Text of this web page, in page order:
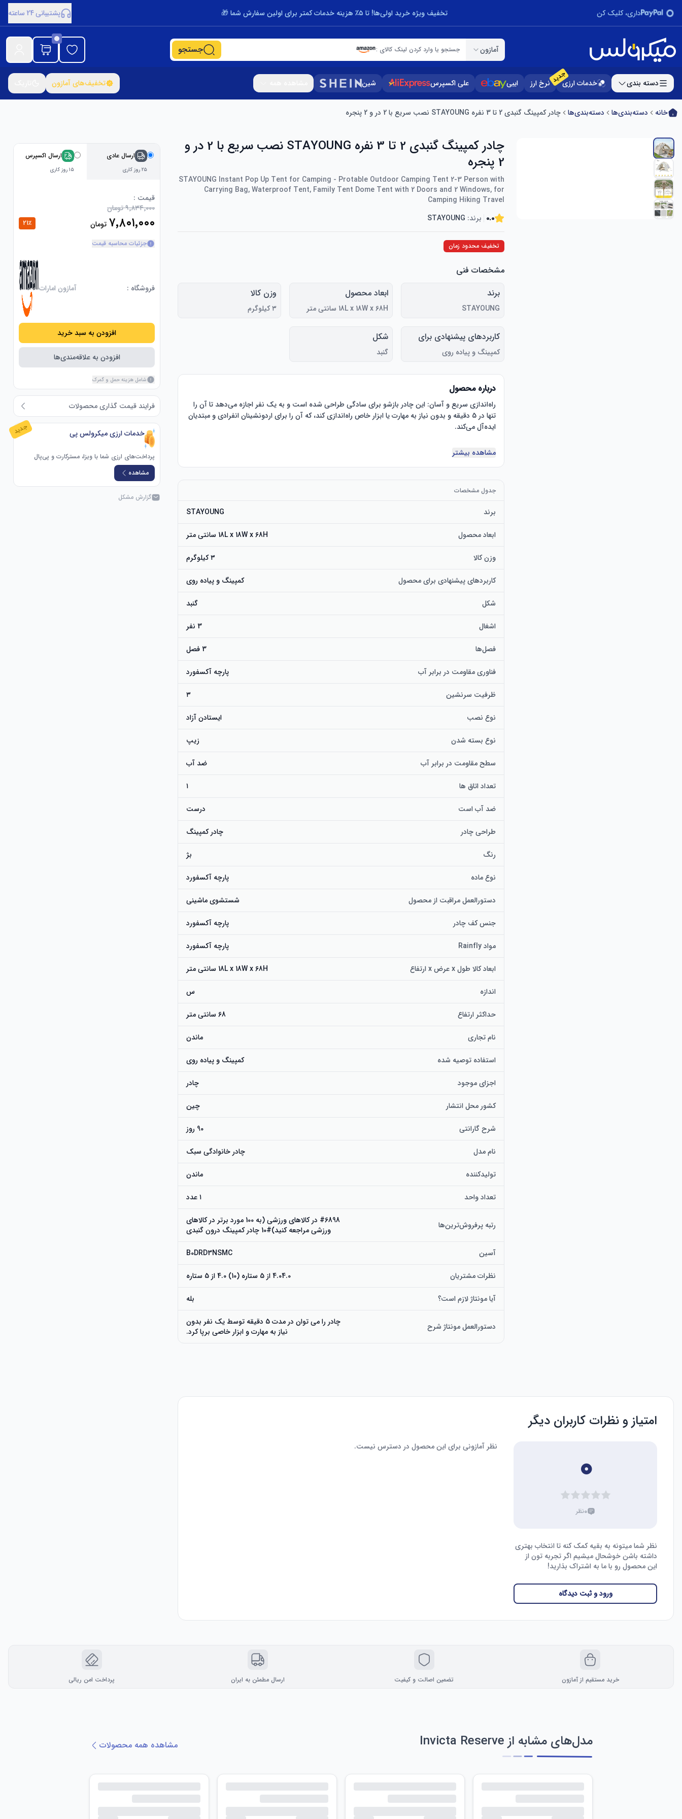
داری، کلیک کن تخفیف ویژه خرید اولی‌ها! تا ۵٪ هزینه خدمات کمتر برای اولین سفارش شما 🎁 پشتیبانی 24 ساعته
آمازون جستجو یا وارد کردن لینک کالای : جستجو
دسته بندی خدمات ارزیجدیدنرخ ارز ایبی علی اکسپرس شین تخفیف‌های آمازون
خانه دسته‌بندی‌ها دسته‌بندی‌ها چادر کمپینگ گنبدی 2 تا 3 نفره STAYOUNG نصب سریع با 2 در و 2 پنجره
چادر کمپینگ گنبدی 2 تا 3 نفره STAYOUNG نصب سریع با 2 در و
2 پنجره
STAYOUNG Instant Pop Up Tent for Camping - Protable Outdoor Camping Tent 2-3 Person with
Carrying Bag, Waterproof Tent, Family Tent Dome Tent with 2 Doors and 2 Windows, for
Camping Hiking Travel
0.0 برند: STAYOUNG
تخفیف محدود زمان
مشخصات فنی
برند
STAYOUNG
ابعاد محصول
18L x 18W x 68H سانتی متر
وزن کالا
۳ کیلوگرم
کاربردهای پیشنهادی برای
محصول
کمپینگ و پیاده روی
شکل
گنبد
درباره محصول
راه‌اندازی سریع و آسان: این چادر بازشو برای سادگی طراحی شده است و به یک نفر اجازه می‌دهد تا آن را
تنها در 5 دقیقه و بدون نیاز به مهارت یا ابزار خاص راه‌اندازی کند، که آن را برای اردونشینان انفرادی و مبتدیان
چه در حال پیاده‌روی، کمپینگ یا رفتن به جشنواره باشید، این یک گزینه سبک است که شما را سنگین
ماجراجویی‌های فضای باز شما ارائه می‌دهد. چه در حال آشپزی، مطالعه یا برپایی کمپ باشید، این چراغ
مشاهده بیشتر
جدول مشخصات
برند STAYOUNG
ابعاد محصول 18L x 18W x 68H سانتی متر
وزن کالا ۳ کیلوگرم
کاربردهای پیشنهادی برای محصول کمپینگ و پیاده روی
شکل گنبد
اشغال 3 نفر
فصل‌ها 3 فصل
فناوری مقاومت در برابر آب پارچه آکسفورد
ظرفیت سرنشین ۳
نوع نصب ایستادن آزاد
نوع بسته شدن زیپ
سطح مقاومت در برابر آب ضد آب
تعداد اتاق ها ۱
ضد آب است درست
طراحی چادر چادر کمپینگ
رنگ بژ
نوع ماده پارچه آکسفورد
دستورالعمل مراقبت از محصول شستشوی ماشینی
جنس کف چادر پارچه آکسفورد
مواد Rainfly پارچه آکسفورد
ابعاد کالا طول x عرض x ارتفاع 18L x 18W x 68H سانتی متر
اندازه س
حداکثر ارتفاع 68 سانتی متر
نام تجاری ماندن
استفاده توصیه شده کمپینگ و پیاده روی
اجزای موجود چادر
کشور محل انتشار چین
شرح گارانتی 90 روز
نام مدل چادر خانوادگی سبک
تولیدکننده ماندن
تعداد واحد ۱ عدد
رتبه پرفروش‌ترین‌ها
#6898 در کالاهای ورزشی (به 100 مورد برتر در کالاهای
ورزشی مراجعه کنید)#10 چادر کمپینگ درون گنبدی
آسین B0DRD3NSMC
نظرات مشتریان 4.04.0 از 5 ستاره (10) 4.0 از 5 ستاره
آیا مونتاژ لازم است؟ بله
دستورالعمل مونتاژ شرح
چادر را می توان در مدت 5 دقیقه توسط یک نفر بدون
نیاز به مهارت و ابزار خاصی برپا کرد.
ارسال عادی
۲۵ روز کاری
ارسال اکسپرس
۱۵ روز کاری
قیمت :
۹٬۸۳۴٬۰۰۰ تومان
۷٬۸۰۱٬۰۰۰ تومان 21٪
جزئیات محاسبه قیمت
فروشگاه : آمازون امارات
افزودن به سبد خرید
افزودن به علاقه‌مندی‌ها
شامل هزینه حمل و گمرک
فرایند قیمت گذاری محصولات
جدید خدمات ارزی میکرولس پی
پرداخت‌های ارزی شما با ویزا، مسترکارت و پی‌پال
مشاهده
گزارش مشکل
امتیاز و نظرات کاربران دیگر
۰
۰نظر
نظر شما میتونه به بقیه کمک کنه تا انتخاب بهتری
داشته باشن خوشحال میشیم اگر تجربه تون از
این محصول رو با ما به اشتراک بذارید!
ورود و ثبت دیدگاه
نظر آمازونی برای این محصول در دسترس نیست.
خرید مستقیم از آمازون تضمین اصالت و کیفیت ارسال مطمئن به ایران پرداخت امن ریالی
مدل‌های مشابه از Invicta Reserve مشاهده همه محصولات